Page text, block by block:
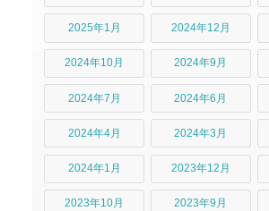
2025年1月 2024年12月
2024年10月 2024年9月
2024年7月 2024年6月
2024年4月 2024年3月
2024年1月 2023年12月
2023年10月 2023年9月